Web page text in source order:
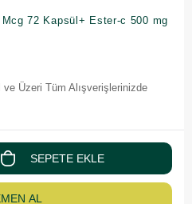
72 Kapsül+ Ester-c 500 mg
Üzeri Tüm Alışverişlerinizde